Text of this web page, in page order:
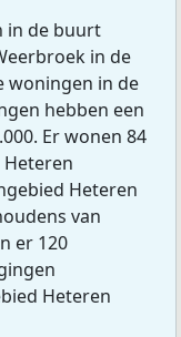
in de buurt
in de
woningen in de
hebben een
Er wonen 84
Heteren
van
er 120
Heteren